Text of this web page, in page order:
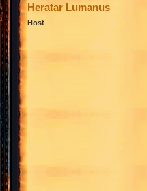
Heratar Lumanus
Host